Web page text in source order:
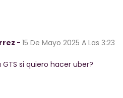
- 15 De Mayo 2025 A Las 3:23
si quiero hacer uber?